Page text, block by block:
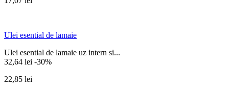
Ulei esential de lamaie
Ulei esential de lamaie uz intern si...
32,64 lei -30%
22,85 lei